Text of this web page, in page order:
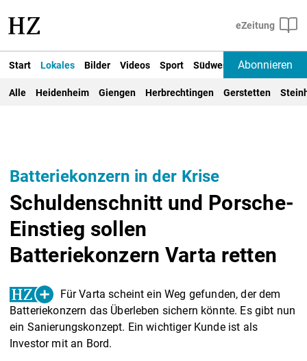
Start Lokales Bilder Videos Sport Südwest Deutschland
Abonnieren
Alle Heidenheim Giengen Herbrechtingen Gerstetten
Batteriekonzern in der Krise
Schuldenschnitt und Porsche-
Einstieg sollen
Batteriekonzern Varta retten
Für Varta scheint ein Weg gefunden, der dem
Batteriekonzern das Überleben sichern könnte. Es gibt nun
ein Sanierungskonzept. Ein wichtiger Kunde ist als
Investor mit an Bord.